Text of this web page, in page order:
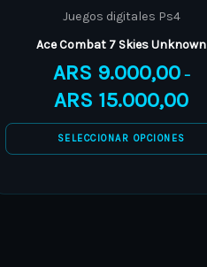
Juegos digitales Ps4
Ace Combat 7 Skies Unknown
ARS 9.000,00 –
ARS 15.000,00
SELECCIONAR OPCIONES
has
multiple
The
options
may
be